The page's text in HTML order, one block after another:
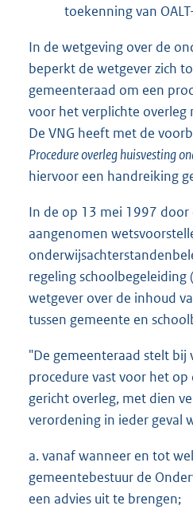
toekenning van
In de wetgeving over de
beperkt de wetgever zich
gemeenteraad om een
voor het verplichte overleg
De VNG heeft met de
Procedure overleg huisvesting
hiervoor een handreiking
In de op 13 mei 1997 door
aangenomen
regeling schoolbegeleiding
wetgever over de inhoud
tussen gemeente en
"De gemeenteraad stelt bij
procedure vast voor het
gericht overleg, met dien
verordening in ieder geval
a. vanaf wanneer en tot
gemeentebestuur de
een advies uit te brengen;